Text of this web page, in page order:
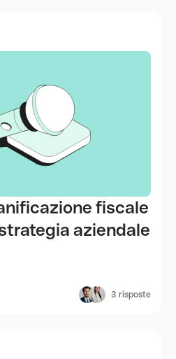
fiscale
aziendale
3 risposte